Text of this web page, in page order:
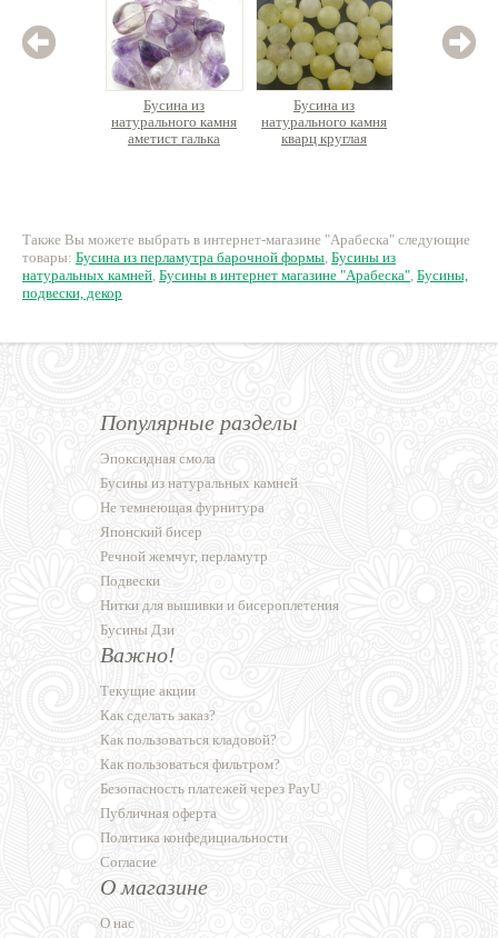
Бусина из
натурального камня
аметист галька
Бусина из
натурального камня
кварц круглая
Также Вы можете выбрать в интернет-магазине "Арабеска" следующие
товары: Бусина из перламутра барочной формы, Бусины из
натуральных камней, Бусины в интернет магазине "Арабеска", Бусины,
подвески, декор
Популярные разделы
Эпоксидная смола
Бусины из натуральных камней
Не темнеющая фурнитура
Японский бисер
Речной жемчуг, перламутр
Подвески
Нитки для вышивки и бисероплетения
Бусины Дзи
Важно!
Текущие акции
Как сделать заказ?
Как пользоваться кладовой?
Как пользоваться фильтром?
Безопасность платежей через PayU
Публичная оферта
Политика конфедициальности
Согласие
О магазине
О нас